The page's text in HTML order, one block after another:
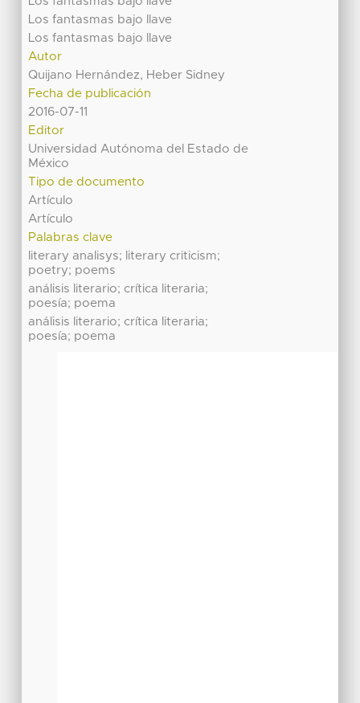
Los fantasmas bajo llave
Los fantasmas bajo llave
Autor
Quijano Hernández, Heber Sidney
Fecha de publicación
2016-07-11
Editor
Universidad Autónoma del Estado de
México
Tipo de documento
Artículo
Artículo
Palabras clave
literary analisys; literary criticism;
poetry; poems
análisis literario; crítica literaria;
poesía; poema
análisis literario; crítica literaria;
poesía; poema